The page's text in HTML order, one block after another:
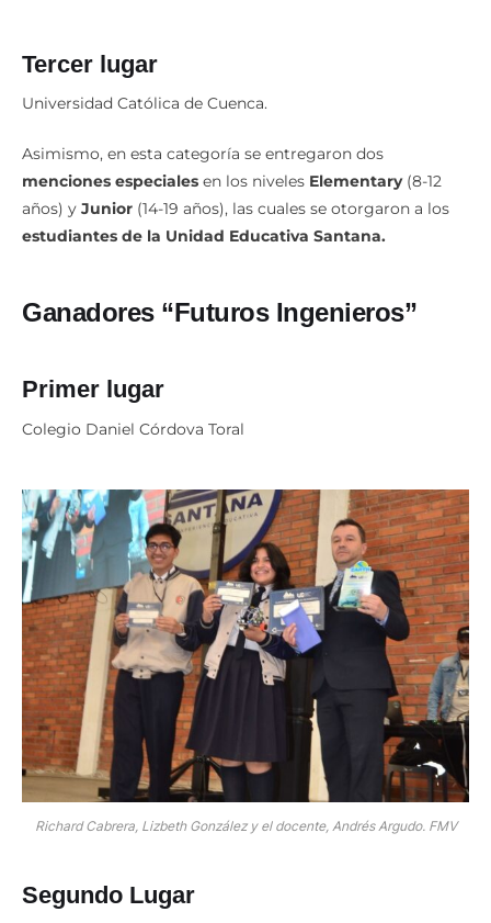
Tercer lugar
Universidad Católica de Cuenca.
Asimismo, en esta categoría se entregaron dos
menciones especiales en los niveles Elementary (8-12
años) y Junior (14-19 años), las cuales se otorgaron a los
estudiantes de la Unidad Educativa Santana.
Ganadores “Futuros Ingenieros”
Primer lugar
Colegio Daniel Córdova Toral
Richard Cabrera, Lizbeth González y el docente, Andrés Argudo. FMV
Segundo Lugar